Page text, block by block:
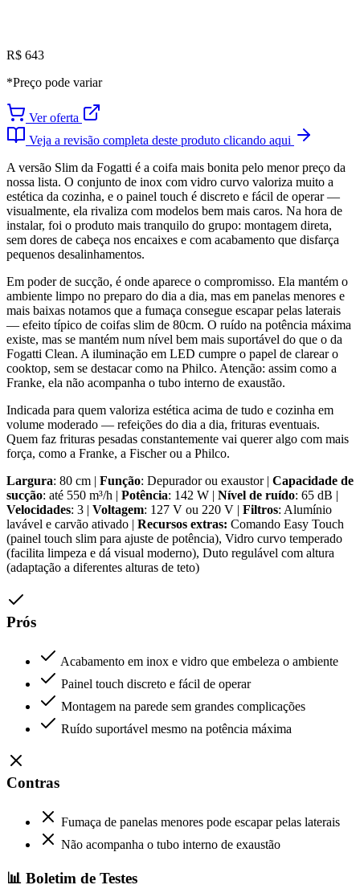
R$ 643
*Preço pode variar
Ver oferta
Veja a revisão completa deste produto clicando aqui
A versão Slim da Fogatti é a coifa mais bonita pelo menor preço da
nossa lista. O conjunto de inox com vidro curvo valoriza muito a
estética da cozinha, e o painel touch é discreto e fácil de operar —
visualmente, ela rivaliza com modelos bem mais caros. Na hora de
instalar, foi o produto mais tranquilo do grupo: montagem direta,
sem dores de cabeça nos encaixes e com acabamento que disfarça
pequenos desalinhamentos.
Em poder de sucção, é onde aparece o compromisso. Ela mantém o
ambiente limpo no preparo do dia a dia, mas em panelas menores e
mais baixas notamos que a fumaça consegue escapar pelas laterais
— efeito típico de coifas slim de 80cm. O ruído na potência máxima
existe, mas se mantém num nível bem mais suportável do que o da
Fogatti Clean. A iluminação em LED cumpre o papel de clarear o
cooktop, sem se destacar como na Philco. Atenção: assim como a
Franke, ela não acompanha o tubo interno de exaustão.
Indicada para quem valoriza estética acima de tudo e cozinha em
volume moderado — refeições do dia a dia, frituras eventuais.
Quem faz frituras pesadas constantemente vai querer algo com mais
força, como a Franke, a Fischer ou a Philco.
Largura: 80 cm | Função: Depurador ou exaustor | Capacidade de
sucção: até 550 m³/h | Potência: 142 W | Nível de ruído: 65 dB |
Velocidades: 3 | Voltagem: 127 V ou 220 V | Filtros: Alumínio
lavável e carvão ativado | Recursos extras: Comando Easy Touch
(painel touch slim para ajuste de potência), Vidro curvo temperado
(facilita limpeza e dá visual moderno), Duto regulável com altura
(adaptação a diferentes alturas de teto)
Prós
Acabamento em inox e vidro que embeleza o ambiente
Painel touch discreto e fácil de operar
Montagem na parede sem grandes complicações
Ruído suportável mesmo na potência máxima
Contras
Fumaça de panelas menores pode escapar pelas laterais
Não acompanha o tubo interno de exaustão
📊 Boletim de Testes